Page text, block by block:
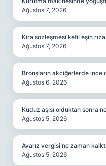
Ağustos 7, 2026
Kira sözleşmesi kefil eşin
Ağustos 7, 2026
Bronşların akciğerlerde ince
Ağustos 6, 2026
Kuduz aşısı olduktan sonra
Ağustos 5, 2026
Avarız vergisi ne zaman
Ağustos 5, 2026